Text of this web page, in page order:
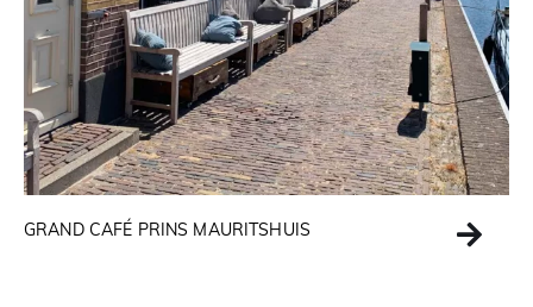
GRAND CAFÉ PRINS MAURITSHUIS